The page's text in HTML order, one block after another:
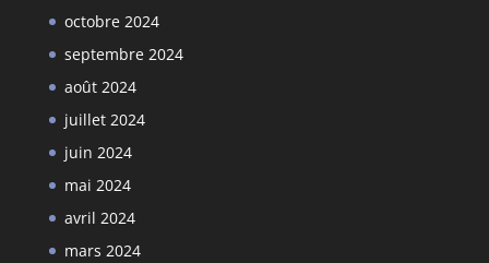
octobre 2024
septembre 2024
août 2024
juillet 2024
juin 2024
mai 2024
avril 2024
mars 2024